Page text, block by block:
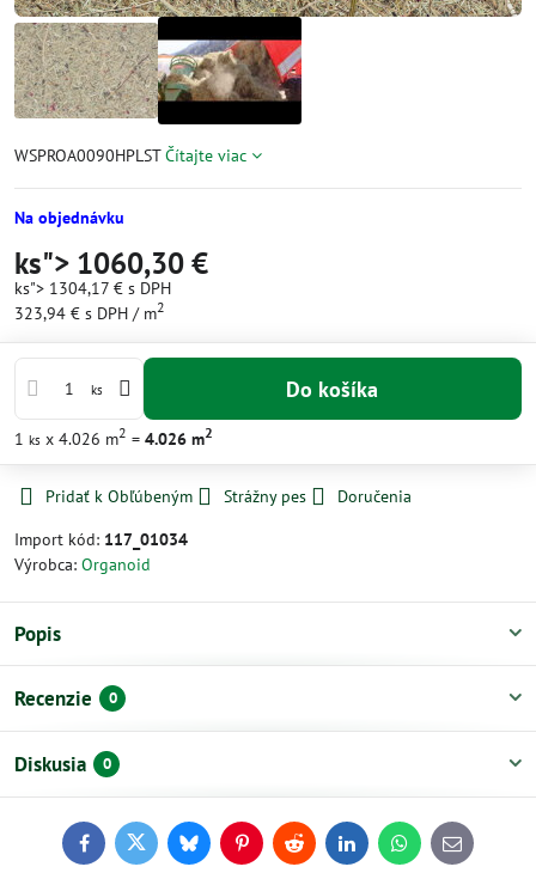
WSPROA0090HPLSTČítajte viac
Na objednávku
ks"> 1060,30 €
ks"> 1304,17 € s DPH
323,94 € s DPH / m2
ks Do košíka
1 ks x 4.026 m2 = 4.026 m2
Pridať k Obľúbeným Strážny pes
Doručenia
Import kód: 117_01034
Výrobca: Organoid
Popis
Recenzie 0
Diskusia 0
FacebookTwitterBlueskyPinterestReddit LinkedInWhatsApp
E-
mail